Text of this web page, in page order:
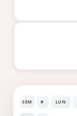
SEM # LUN